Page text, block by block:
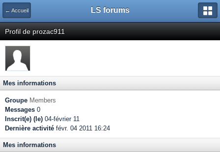
← Accueil LS forums
Profil de prozac911
Mes informations
Groupe Members
Messages 0
Inscrit(e) (le) 04-février 11
Dernière activité févr. 04 2011 16:24
Mes informations